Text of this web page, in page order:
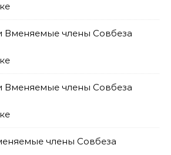
Вменяемые члены Совбеза
Вменяемые члены Совбеза
члены Совбеза